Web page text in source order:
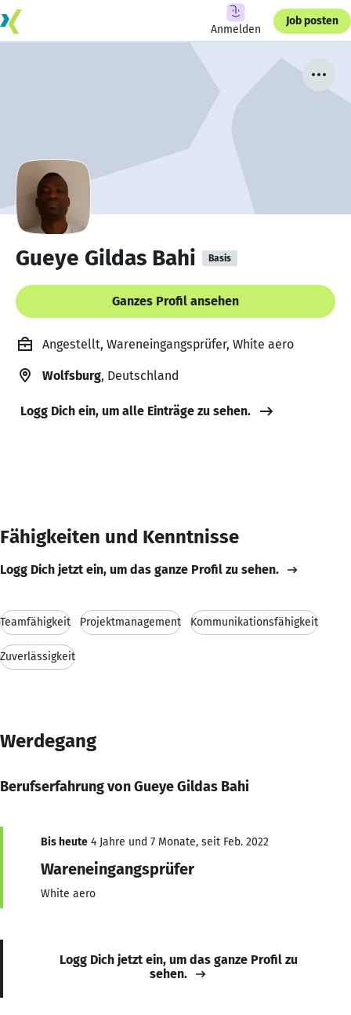
Anmelden
Job posten
Gueye Gildas Bahi Basis
Ganzes Profil ansehen
Angestellt, Wareneingangsprüfer, White aero
Wolfsburg, Deutschland
Logg Dich ein, um alle Einträge zu sehen.
Fähigkeiten und Kenntnisse
Logg Dich jetzt ein, um das ganze Profil zu sehen.
Teamfähigkeit Projektmanagement Kommunikationsfähigkeit
Zuverlässigkeit
Werdegang
Berufserfahrung von Gueye Gildas Bahi
Bis heute 4 Jahre und 7 Monate, seit Feb. 2022
Wareneingangsprüfer
White aero
Logg Dich jetzt ein, um das ganze Profil zu
sehen.